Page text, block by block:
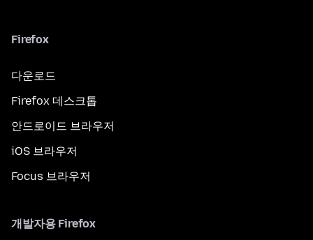
Firefox
다운로드
Firefox 데스크톱
안드로이드 브라우저
iOS 브라우저
Focus 브라우저
개발자용 Firefox